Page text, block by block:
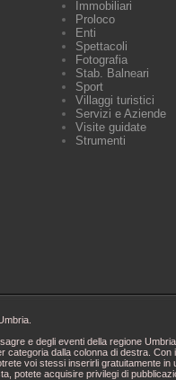
Immobiliari
Proloco
Enti
Spettacoli
Fotografia
Stab. Balneari
Sport
Villaggi turistici
Servizi e Aziende
Visite guidate
Strumenti
e degli eventi della regione
categoria dalla colonna di destra.
voi stessi inserirli gratuitamente
potete acquisire privilegi di